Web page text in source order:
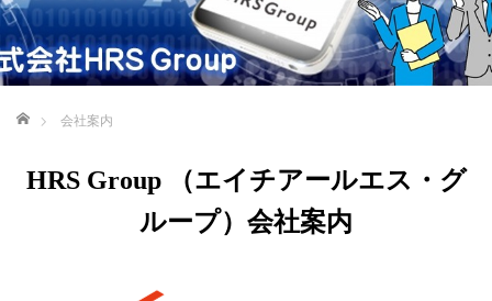
i
g
a
t
ホーム 会社案内
HRS Group （エイチアールエス・グ
ループ）会社案内